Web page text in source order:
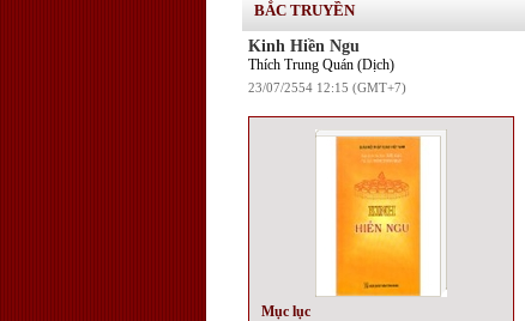
BẮC TRUYỀN
Kinh Hiền Ngu
Thích Trung Quán (Dịch)
23/07/2554 12:15 (GMT+7)
Mục lục